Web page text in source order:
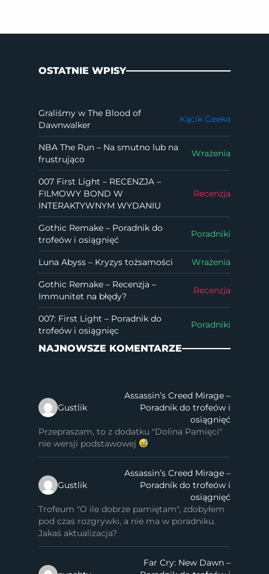
OSTATNIE WPISY
Graliśmy w The Blood of
Dawnwalker
Kącik Geeka
NBA The Run – Na smutno lub na
frustrująco
Wrażenia
007 First Light – RECENZJA –
FILMOWY BOND W
INTERAKTYWNYM WYDANIU
Recenzja
Gothic Remake – Poradnik do
trofeów i osiągnięć
Poradniki
Luna Abyss – Kryzys tożsamości Wrażenia
Gothic Remake – Recenzja –
Immunitet na błędy?
Recenzja
007: First Light – Poradnik do
trofeów i osiągnięc
Poradniki
NAJNOWSZE KOMENTARZE
Gustlik
Assassin’s Creed Mirage –
Poradnik do trofeów i
osiągnięć
Przepraszam, to z dodatku "Dolina Pamięci"
nie wersji podstawowej
Gustlik
Assassin’s Creed Mirage –
Poradnik do trofeów i
osiągnięć
Trofeum "O ile dobrze pamiętam", zdobyłem
pod czas rozgrywki, a nie ma w poradniku.
Jakaś aktualizacja?
Far Cry: New Dawn –